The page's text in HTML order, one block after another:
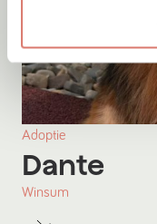
Adoptie
Dante
Winsum